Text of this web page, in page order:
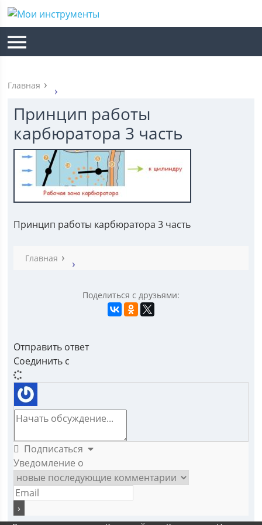
Главная
Принцип работы
карбюратора 3 часть
Принцип работы карбюратора 3 часть
Главная
Поделиться с друзьями:
Отправить ответ
Соединить с
Подписаться
Уведомление о